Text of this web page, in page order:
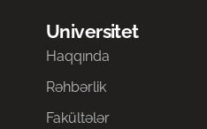
Universitet
Haqqında
Rəhbərlik
Fakültələr